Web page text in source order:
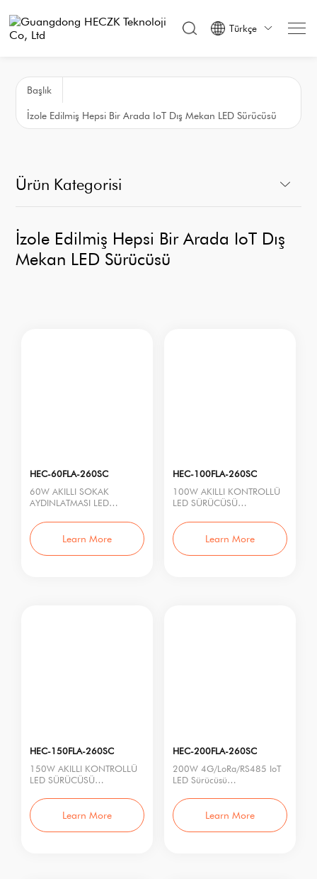
Türkçe 
Başlık
İzole Edilmiş Hepsi Bir Arada IoT Dış Mekan LED Sürücüsü
Ürün Kategorisi
İzole Edilmiş Hepsi Bir Arada IoT Dış
Mekan LED Sürücüsü
HEC-60FLA-260SC
60W AKILLI SOKAK
AYDINLATMASI LED
Model No.: HEC-60FLA-
260SC
Nominal Güç: 60W
Learn More
HEC-100FLA-260SC
100W AKILLI KONTROLLÜ
LED SÜRÜCÜSÜ
260SC
Nominal Güç: 100W
Giri
Learn More
HEC-150FLA-260SC
150W AKILLI KONTROLLÜ
LED SÜRÜCÜSÜ
260SC
Giriş Gerilimi: 120–277Vac,
Learn More
HEC-200FLA-260SC
200W 4G/LoRa/RS485 IoT
LED Sürücüsü
260SC
Nominal Güç: 200W
Gir
Learn More